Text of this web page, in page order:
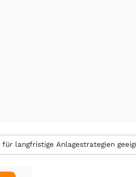
langfristige Anlagestrategien